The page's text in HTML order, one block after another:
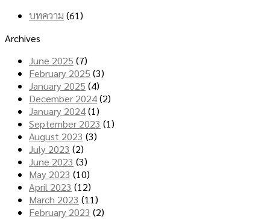
บทความ (61)
Archives
June 2025 (7)
February 2025 (3)
January 2025 (4)
December 2024(2)
January 2024(1)
September 2023 (1)
August 2023 (3)
July 2023 (2)
June 2023 (3)
May 2023 (10)
April 2023 (12)
March 2023 (11)
February 2023 (2)